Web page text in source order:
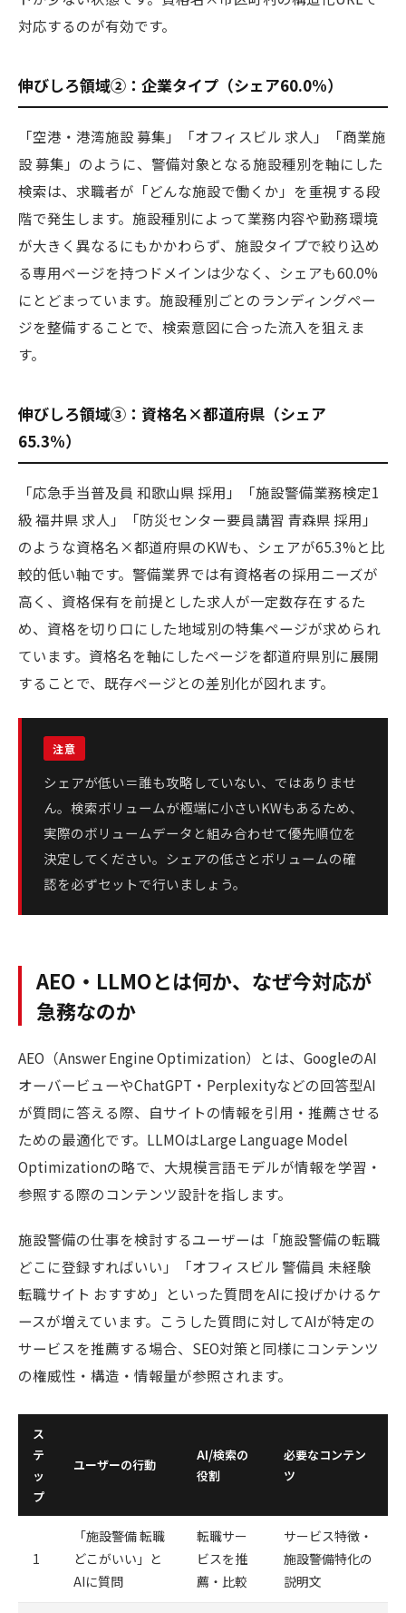
対応するのが有効です。
伸びしろ領域②：企業タイプ（シェア60.0%）
「空港・港湾施設 募集」「オフィスビル 求人」「商業施
設 募集」のように、警備対象となる施設種別を軸にした
検索は、求職者が「どんな施設で働くか」を重視する段
階で発生します。施設種別によって業務内容や勤務環境
が大きく異なるにもかかわらず、施設タイプで絞り込め
る専用ページを持つドメインは少なく、シェアも60.0%
にとどまっています。施設種別ごとのランディングペー
ジを整備することで、検索意図に合った流入を狙えま
す。
伸びしろ領域③：資格名×都道府県（シェア
65.3%）
「応急手当普及員 和歌山県 採用」「施設警備業務検定1
級 福井県 求人」「防災センター要員講習 青森県 採用」
のような資格名×都道府県のKWも、シェアが65.3%と比
較的低い軸です。警備業界では有資格者の採用ニーズが
高く、資格保有を前提とした求人が一定数存在するた
め、資格を切り口にした地域別の特集ページが求められ
ています。資格名を軸にしたページを都道府県別に展開
することで、既存ページとの差別化が図れます。
シェアが低い＝誰も攻略していない、ではありませ
ん。検索ボリュームが極端に小さいKWもあるため、
実際のボリュームデータと組み合わせて優先順位を
決定してください。シェアの低さとボリュームの確
認を必ずセットで行いましょう。
AEO・LLMOとは何か、なぜ今対応が
急務なのか
AEO（Answer Engine Optimization）とは、GoogleのAI
オーバービューやChatGPT・Perplexityなどの回答型AI
が質問に答える際、自サイトの情報を引用・推薦させる
ための最適化です。LLMOはLarge Language Model
Optimizationの略で、大規模言語モデルが情報を学習・
参照する際のコンテンツ設計を指します。
施設警備の仕事を検討するユーザーは「施設警備の転職
どこに登録すればいい」「オフィスビル 警備員 未経験
転職サイト おすすめ」といった質問をAIに投げかけるケ
ースが増えています。こうした質問に対してAIが特定の
サービスを推薦する場合、SEO対策と同様にコンテンツ
の権威性・構造・情報量が参照されます。
ス
テ
ッ
プ
ユーザーの行動
AI/検索の
役割
必要なコンテン
ツ
1
「施設警備 転職
どこがいい」と
AIに質問
転職サー
ビスを推
薦・比較
サービス特徴・
施設警備特化の
説明文